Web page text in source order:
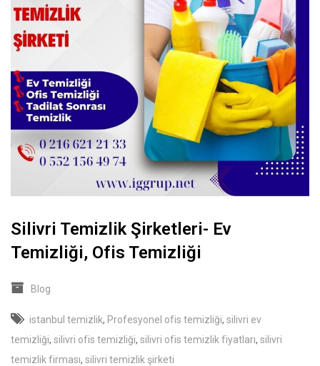
Silivri Temizlik Şirketleri- Ev
Temizliği, Ofis Temizliği
Blog
istanbul temizlik, Profesyonel ofis temizliği, silivri ev
temizliği, silivri ofis temizliği, silivri ofis temizlik fiyatları, silivri
temizlik firması, silivri temizlik şirketi